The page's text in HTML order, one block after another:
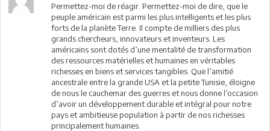
Permettez-moi de réagir. Permettez-moi de dire, que le
peuple américain est parmi les plus intelligents et les plus
forts de la planète Terre. Il compte de milliers des plus
grands chercheurs, innovateurs et inventeurs. Les
américains sont dotés d’une mentalité de transformation
des ressources matérielles et humaines en véritables
richesses en biens et services tangibles. Que l’amitié
ancestrale entre la grande USA et la petite Tunisie, éloigne
de nous le cauchemar des guerres et nous donne l’occasion
d’avoir un développement durable et intégral pour notre
pays et ambitieuse population à partir de nos richesses
principalement humaines.